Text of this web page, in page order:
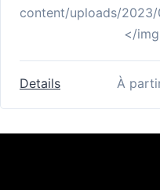
content/uploads/
</
Details À